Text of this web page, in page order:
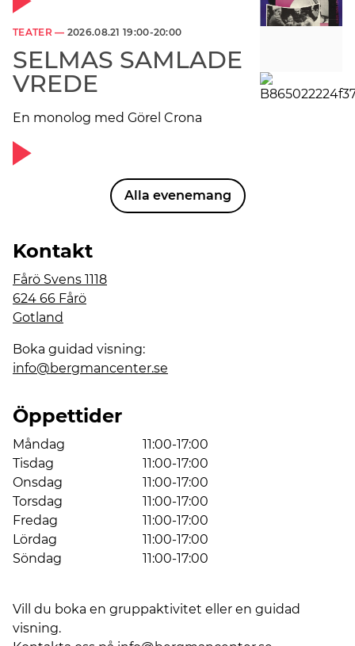
TEATER — 2026.08.21 19:00-20:00
SELMAS SAMLADE
VREDE
En monolog med Görel Crona
Alla evenemang
Kontakt
Fårö Svens 1118
624 66 Fårö
Gotland
Boka guidad visning:
info@bergmancenter.se
Öppettider
Måndag
11:00-17:00
Tisdag
11:00-17:00
Onsdag
11:00-17:00
Torsdag
11:00-17:00
Fredag
11:00-17:00
Lördag
11:00-17:00
Söndag
11:00-17:00
Vill du boka en gruppaktivitet eller en guidad
visning.